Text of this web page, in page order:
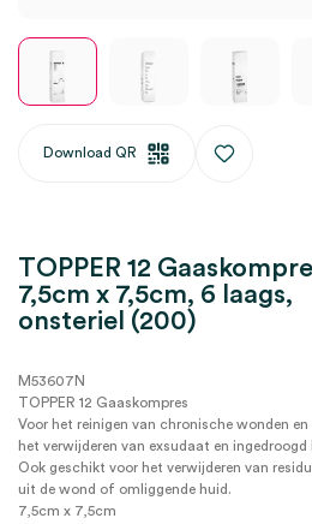
Download QR
TOPPER 12
7,5cm x 7,5cm, 6 laags,
onsteriel (200)
M53607N
TOPPER 12 Gaaskompres
Voor het reinigen van chronische wonden
het verwijderen van exsudaat en ingedroogd
Ook geschikt voor het verwijderen van
uit de wond of omliggende huid.
7,5cm x 7,5cm